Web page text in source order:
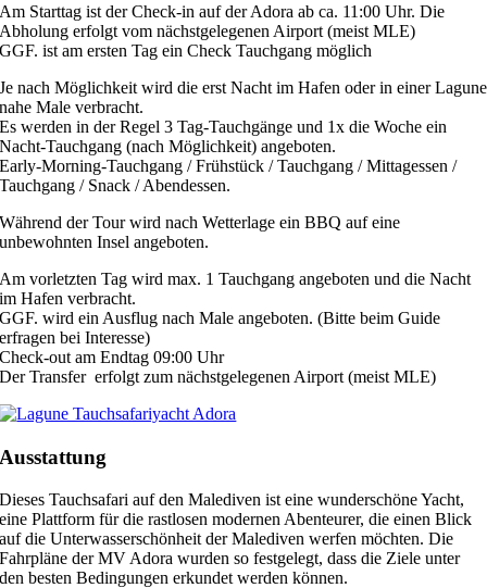
Am Starttag ist der Check-in auf der Adora ab ca. 11:00 Uhr. Die
Abholung erfolgt vom nächstgelegenen Airport (meist MLE)
GGF. ist am ersten Tag ein Check Tauchgang möglich
Je nach Möglichkeit wird die erst Nacht im Hafen oder in einer Lagune
nahe Male verbracht.
Es werden in der Regel 3 Tag-Tauchgänge und 1x die Woche ein
Nacht-Tauchgang (nach Möglichkeit) angeboten.
Early-Morning-Tauchgang / Frühstück / Tauchgang / Mittagessen /
Tauchgang / Snack / Abendessen.
Während der Tour wird nach Wetterlage ein BBQ auf eine
unbewohnten Insel angeboten.
Am vorletzten Tag wird max. 1 Tauchgang angeboten und die Nacht
im Hafen verbracht.
GGF. wird ein Ausflug nach Male angeboten. (Bitte beim Guide
erfragen bei Interesse)
Check-out am Endtag 09:00 Uhr
Der Transfer erfolgt zum nächstgelegenen Airport (meist MLE)
Ausstattung
Dieses Tauchsafari auf den Malediven ist eine wunderschöne Yacht,
eine Plattform für die rastlosen modernen Abenteurer, die einen Blick
auf die Unterwasserschönheit der Malediven werfen möchten. Die
Fahrpläne der MV Adora wurden so festgelegt, dass die Ziele unter
den besten Bedingungen erkundet werden können.